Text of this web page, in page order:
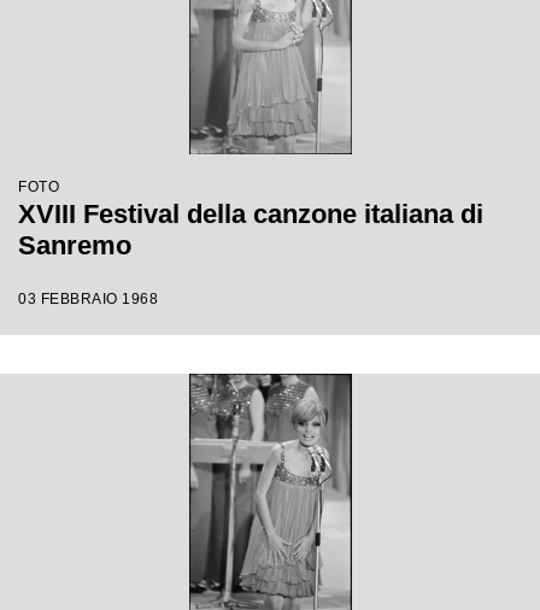
FOTO
XVIII Festival della canzone italiana di
Sanremo
03 FEBBRAIO 1968